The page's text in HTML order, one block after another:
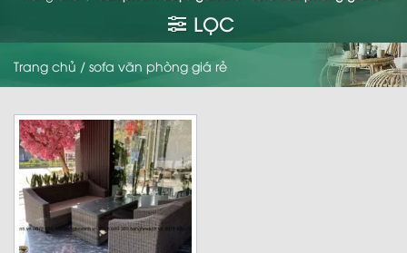
LỌC
Trang chủ / sofa văn phòng giá rẻ